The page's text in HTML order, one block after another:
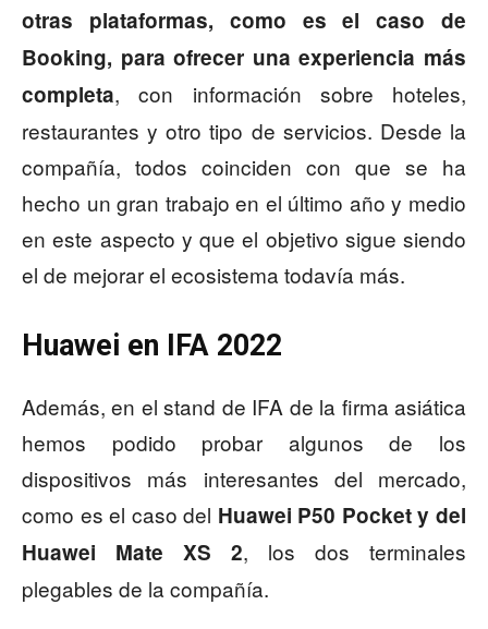
otras plataformas, como es el caso de
Booking, para ofrecer una experiencia más
completa, con información sobre hoteles,
restaurantes y otro tipo de servicios. Desde la
compañía, todos coinciden con que se ha
hecho un gran trabajo en el último año y medio
en este aspecto y que el objetivo sigue siendo
el de mejorar el ecosistema todavía más.
Huawei en IFA 2022
Además, en el stand de IFA de la firma asiática
hemos podido probar algunos de los
dispositivos más interesantes del mercado,
como es el caso del Huawei P50 Pocket y del
Huawei Mate XS 2, los dos terminales
plegables de la compañía.